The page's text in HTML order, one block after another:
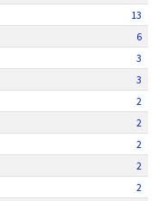
13
6
3
3
2
2
2
2
2